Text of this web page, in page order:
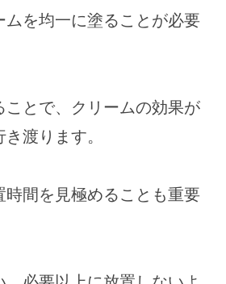
ムを均一に塗ることが必要
ことで、クリームの効果が
渡ります。
時間を見極めることも重要